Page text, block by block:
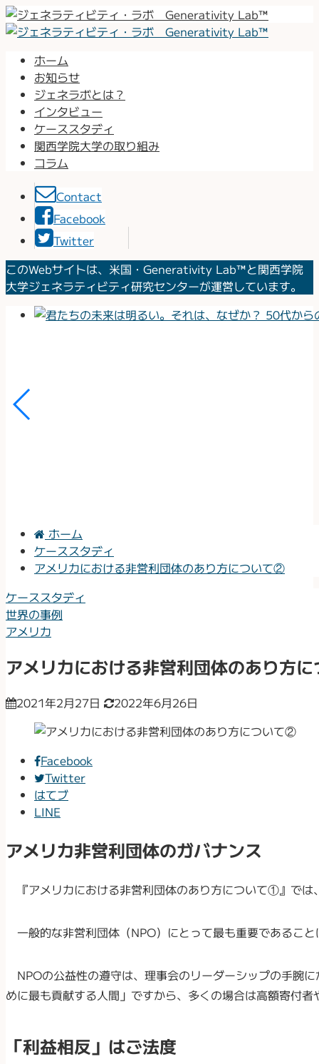
ホーム
お知らせ
ジェネラボとは？
インタビュー
ケーススタディ
関西学院大学の取り組み
コラム
Contact
Facebook
Twitter
このWebサイトは、米国・Generativity Lab™と関西学院
大学ジェネラティビティ研究センターが運営しています。
50代から
ホーム
ケーススタディ
アメリカにおける非営利団体のあり方について②
ケーススタディ
世界の事例
アメリカ
アメリカにおける非営利団体のあり方
2021年2月27日 2022年6月26日
Facebook
Twitter
はてブ
LINE
アメリカ非営利団体のガバナンス
『アメリカにおける非営利団体のあり方について①』では
一般的な非営利団体（NPO）にとって最も重要であるこ
NPOの公益性の遵守は、理事会のリーダーシップの手腕
めに最も貢献する人間」ですから、多くの場合は高額寄付
「利益相反」はご法度